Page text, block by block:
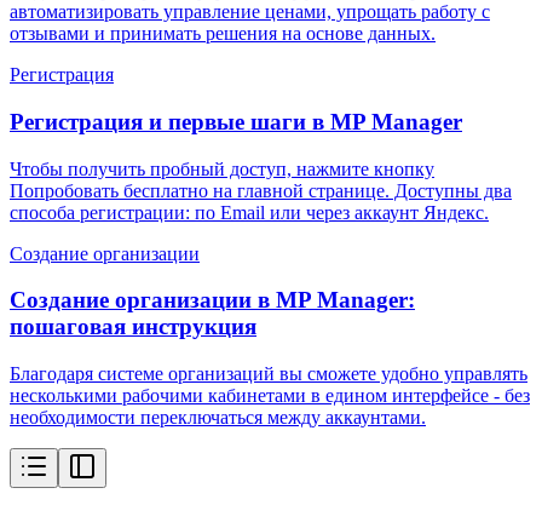
автоматизировать управление ценами, упрощать работу с
отзывами и принимать решения на основе данных.
Регистрация
Регистрация и первые шаги в MP Manager
Чтобы получить пробный доступ, нажмите кнопку
Попробовать бесплатно на главной странице. Доступны два
способа регистрации: по Email или через аккаунт Яндекс.
Создание организации
Создание организации в MP Manager:
пошаговая инструкция
Благодаря системе организаций вы сможете удобно управлять
несколькими рабочими кабинетами в едином интерфейсе - без
необходимости переключаться между аккаунтами.